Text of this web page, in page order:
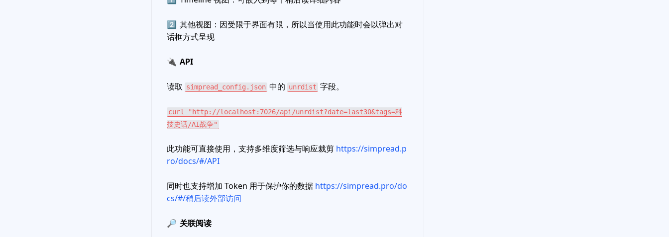
2️⃣ 其他视图：因受限于界面有限，所以当使用此功能时会以弹出对
话框方式呈现
🔌 API
读取 simpread_config.json 中的 unrdist 字段。
curl "http://localhost:7026/api/unrdist?date=last30&tags=科
技史话/AI战争"
此功能可直接使用，支持多维度筛选与响应裁剪 https://simpread.p
ro/docs/#/API
同时也支持增加 Token 用于保护你的数据 https://simpread.pro/do
cs/#/稍后读外部访问
🔎 关联阅读